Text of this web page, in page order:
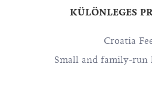
KÜLÖNLEGES
Croatia
Small and family-run